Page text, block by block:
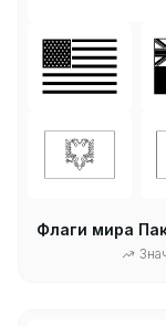
Флаги мира